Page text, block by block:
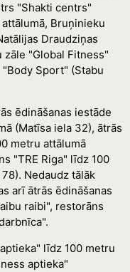
"Shakti centrs"
Bruņinieku
Draudziņas
"Global Fitness"
Sport" (Stabu
ēdināšanas iestāde
(Matīsa iela 32), ātrās
metru attālumā
"TRE Riga" līdz 100
Nedaudz tālāk
arī ātrās ēdināšanas
raibi", restorāns
līdz 100 metru
aptieka"